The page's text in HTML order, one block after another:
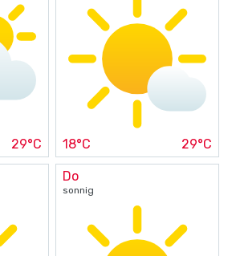
29°C 18°C 29°C
Do
sonnig